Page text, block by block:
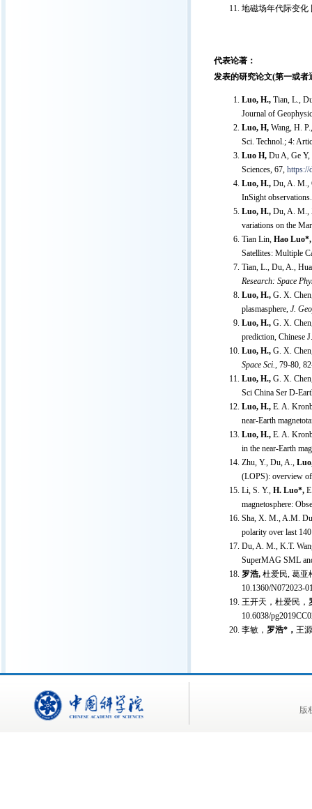
地磁场年代际变化
代表论著：
发表的研究论文(第一或者
Luo, H., Tian, L.,
Journal of
Luo, H, Wang, H.
Sci. Technol.; 4:
Luo H, Du A, Ge Y,
Sciences, 67, https://
Luo, H., Du, A. M.,
InSight
Luo, H., Du, A. M.,
variations on the
Tian Lin, Hao
Satellites: Multiple
Tian, L., Du, A.,
Research: Space
Luo, H., G. X.
plasmasphere, J.
Luo, H., G. X.
prediction, Chinese
Luo, H., G. X.
Space Sci., 79-80,
Luo, H., G. X.
Sci China Ser D-
Luo, H., E. A.
near-Earth
Luo, H., E. A.
in the near-Earth
Zhu, Y., Du, A.,
(LOPS): overview
Li, S. Y., H. Luo*,
magnetosphere:
Sha, X. M., A.M.
polarity over last
Du, A. M., K.T.
SuperMAG SML
罗浩, 杜爱民, 葛亚
10.1360/N072023-
王开天，杜爱民，
10.6038/
李敏， 罗浩*， 王
版